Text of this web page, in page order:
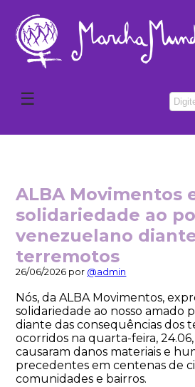
☰
ALBA Movimentos
solidariedade ao
venezuelano
terremotos
26/06/2026 por @admin
Nós, da ALBA Movimentos,
solidariedade ao nosso amado
diante das consequências dos
ocorridos na quarta-feira,
causaram danos materiais e
precedentes em centenas de
comunidades e bairros.